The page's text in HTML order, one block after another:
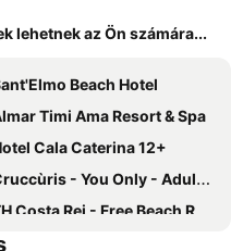
lehetnek az Ön számára...
Beach Hotel
Timi Ama Resort & Spa
Cala Caterina 12+
- You Only - Adults Only
Costa Rei - Free Beach Resort
Simius Playa